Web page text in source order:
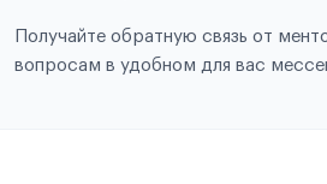
Получайте обратную связь от
вопросам в удобном для вас